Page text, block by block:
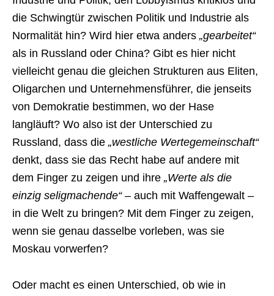
die Schwingtür zwischen Politik und Industrie als
Normalität hin? Wird hier etwa anders „gearbeitet“
als in Russland oder China? Gibt es hier nicht
vielleicht genau die gleichen Strukturen aus Eliten,
Oligarchen und Unternehmensführer, die jenseits
von Demokratie bestimmen, wo der Hase
langläuft? Wo also ist der Unterschied zu
Russland, dass die „westliche Wertegemeinschaft“
denkt, dass sie das Recht habe auf andere mit
dem Finger zu zeigen und ihre „Werte als die
einzig seligmachende“– auch mit Waffengewalt –
in die Welt zu bringen? Mit dem Finger zu zeigen,
wenn sie genau dasselbe vorleben, was sie
Moskau vorwerfen?
Oder macht es einen Unterschied, ob wie in